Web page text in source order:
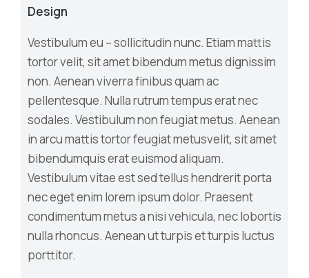
Design
Vestibulum eu – sollicitudin nunc. Etiam mattis
tortor velit, sit amet bibendum metus dignissim
non. Aenean viverra finibus quam ac
pellentesque. Nulla rutrum tempus erat nec
sodales. Vestibulum non feugiat metus. Aenean
in arcu mattis tortor feugiat metusvelit, sit amet
bibendumquis erat euismod aliquam.
Vestibulum vitae est sed tellus hendrerit porta
nec eget enim lorem ipsum dolor. Praesent
condimentum metus a nisi vehicula, nec lobortis
nulla rhoncus. Aenean ut turpis et turpis luctus
porttitor.